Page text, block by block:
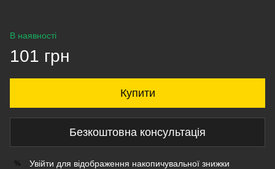
В наявності
101 грн
Купити
Безкоштовна консультація
% Увійти для відображення накопичувальної знижки